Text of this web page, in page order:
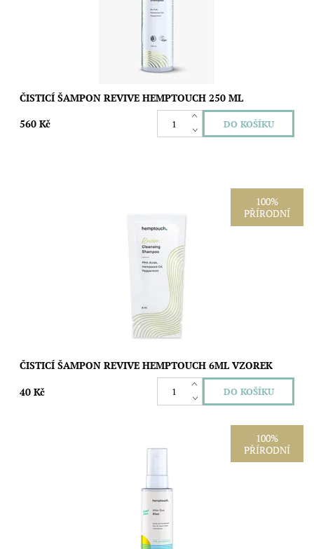
ČISTICÍ ŠAMPON REVIVE HEMPTOUCH 250 ML
560 Kč
100%
PŘÍRODNÍ
Vzorek čisticího šamponu Revive Hemptouch vám umožní
vyzkoušet jeho pěnivost, svěží bylinnou vůni i výsledný pocit na
pokožce a vlasech. Receptura...
ČISTICÍ ŠAMPON REVIVE HEMPTOUCH 6ML VZOREK
40 Kč
100%
PŘÍRODNÍ
Výživný tělový olej pro péči o suchou, citlivou a sluncem
namáhanou pokožku. Konopný, hroznový a olivový olej s
výtažky z měsíčku a třezalky...